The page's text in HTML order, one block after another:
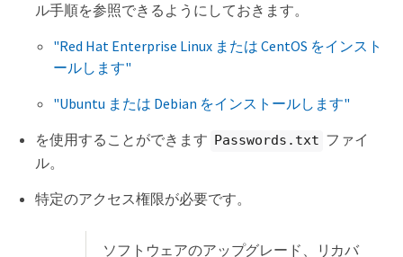
ル手順を参照できるようにしておきます。
"Red Hat Enterprise Linux または CentOS をインスト
ールします"
"Ubuntu または Debian をインストールします"
を使用することができます Passwords.txt ファイ
ル。
特定のアクセス権限が必要です。
ソフトウェアのアップグレード、リカバ